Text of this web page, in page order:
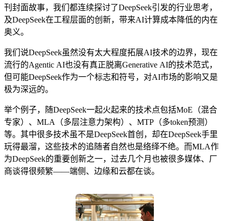
刊封面故事，我们都连续探讨了DeepSeek引发的行业思考，
及DeepSeek在工程层面的创新，带来AI计算成本降低的内在
奥义。
我们说DeepSeek虽然没有太大程度拓展AI技术的边界，现在
流行的Agentic AI也没有真正脱离Generative AI的技术范式，
但可能DeepSeek作为一个标志和符号，对AI市场的影响又是
极为深远的。
举个例子，随DeepSeek一起火起来的技术点包括MoE（混合
专家）、MLA（多层注意力架构）、MTP（多token预测）
等。其中很多技术虽不是DeepSeek首创，却在DeepSeek手里
玩得最溜，这些技术的追随者自然也是络绎不绝。而MLA作
为DeepSeek的重要创新之一，过去几个月也被很多媒体、厂
商谈得很频繁——端侧、边缘和云都在谈。